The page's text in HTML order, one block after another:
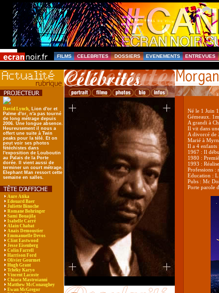
FILMS CELEBRITES DOSSIERS EVENEMENTS ENTREVUES
David Lynch, Lion d'or et
Palme d'or, n'a pas tourné
de long métrage depuis
2006. Une longue absence.
Heureusement il nous a
offert une suite à Twin
peaks pour la télé. Et on
peut voir ses photos
fétéchistes dans
l'exposition de Louboutin
au Palais de la Porte
dorée. Il vient aussi de
terminer un court métrage.
Elephant Man ressort cette
semaine en salles.
Aure Atika
Edouard Baer
Juliette Binoche
Romane Bohringer
Sami Bouajila
Isabelle Carré
Alain Chabat
Anaïs Demoustier
Emmanuelle Devos
Clint Eastwood
Jesse Eisenberg
Colin Farrell
Harrison Ford
Olivier Gourmet
Hugh Grant
Tchéky Karyo
Vincent Lacoste
Chiara Mastroianni
Matthew McConaughey
Ewan McGregor
Né le 1 Juin
Gémeaux.
A grandi à
Il vit dans
A divorcé de
Marié à
Il a 4 enfants
1967 : Il
1980 :
1993 :
Professions :
Education :
Pubs : Mc
Porte parole